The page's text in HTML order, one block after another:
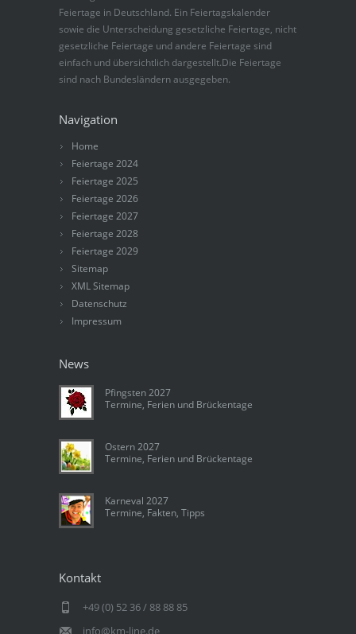
Feiertage in Deutschland. Ein Feiertagskalender
sowie die Unterscheidung gesetzliche Feiertage, nicht
gesetzliche Feiertage und andere Feiertage sind
einfach und übersichtlich dargestellt.Die Feiertage
sind nach Bundesländern ausgegeben.
Navigation
Home
Feiertage 2024
Feiertage 2025
Feiertage 2026
Feiertage 2027
Feiertage 2028
Feiertage 2029
Sitemap
XML Sitemap
Datenschutz
Impressum
News
Pfingsten 2027
Termine, Ferien und Brückentage
Ostern 2027
Termine, Ferien und Brückentage
Karneval 2027
Termine, Fakten, Tipps
Kontakt
+49 (0) 52 36 / 88 88 85
info@km-line.de